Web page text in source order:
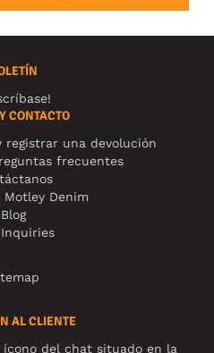
CONTACTO
registrar una devolución
frecuentes
Motley Denim
Blog
Inquiries
AL CLIENTE
del chat situado en la